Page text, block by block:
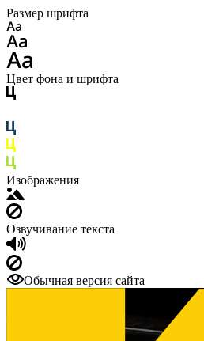
Размер шрифта
Цвет фона и шрифта
Изображения
Озвучивание текста
Обычная версия сайта